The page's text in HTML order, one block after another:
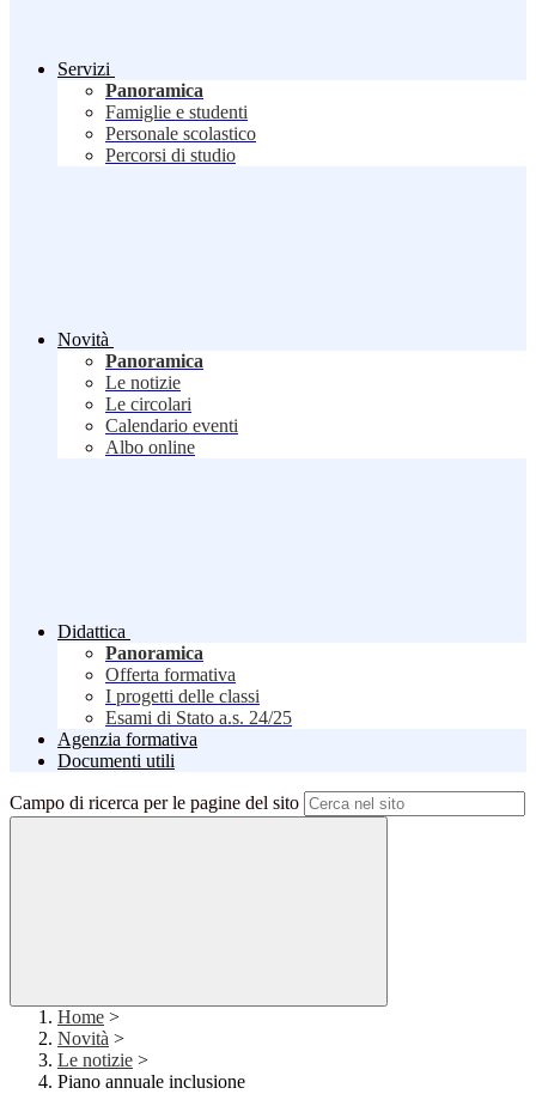
Servizi
Panoramica
Famiglie e studenti
Personale scolastico
Percorsi di studio
Novità
Panoramica
Le notizie
Le circolari
Calendario eventi
Albo online
Didattica
Panoramica
Offerta formativa
I progetti delle classi
Esami di Stato a.s. 24/25
Agenzia formativa
Documenti utili
Campo di ricerca per le pagine del sito
Home >
Novità >
Le notizie >
Piano annuale inclusione